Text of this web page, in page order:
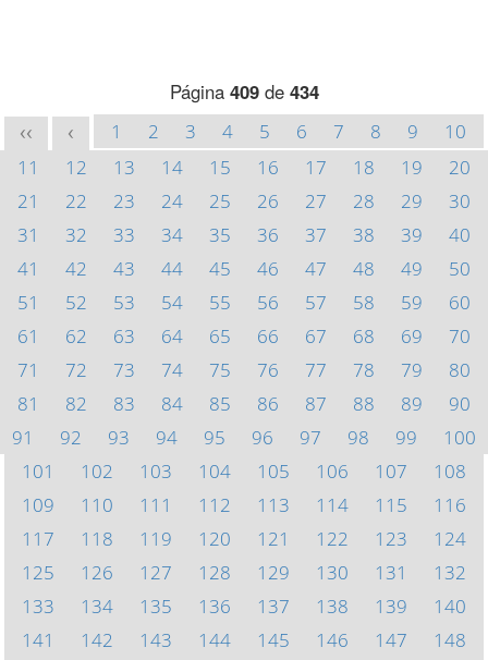
Página 409de 434
<< < 1 2 3 4 5 6 7 8 9
10
11
12 13 14 15 16 17 18 19
20
21
22 23 24 25 26 27 28 29
30
31
32 33 34 35 36 37 38 39
40
41
42 43 44 45 46 47 48 49
50
51
52 53 54 55 56 57 58 59
60
61
62 63 64 65 66 67 68 69
70
71
72 73 74 75 76 77 78 79
80
81
82 83 84 85 86 87 88 89
90
91
92 93 94 95 96 97 98 99
100
101
102 103 104 105 106 107
108
109
110 111 112 113 114 115
116
117
118 119 120 121 122 123
124
125
126 127 128 129 130 131
132
133
134 135 136 137 138 139
140
141
142 143 144 145 146 147
148